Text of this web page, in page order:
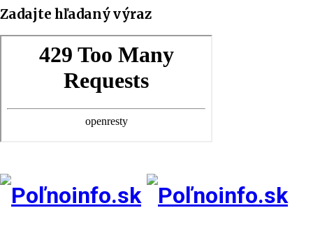
Zadajte hľadaný výraz